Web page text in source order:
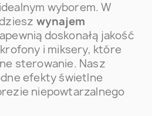
wyborem. W
wynajem
doskonałą jakość
i miksery, które
sterowanie. Nasz
efekty świetlne
niepowtarzalnego